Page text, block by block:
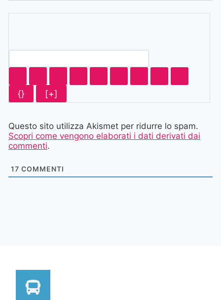
{} [+]
Questo sito utilizza Akismet per ridurre lo spam.
Scopri come vengono elaborati i dati derivati dai
commenti.
17 COMMENTI